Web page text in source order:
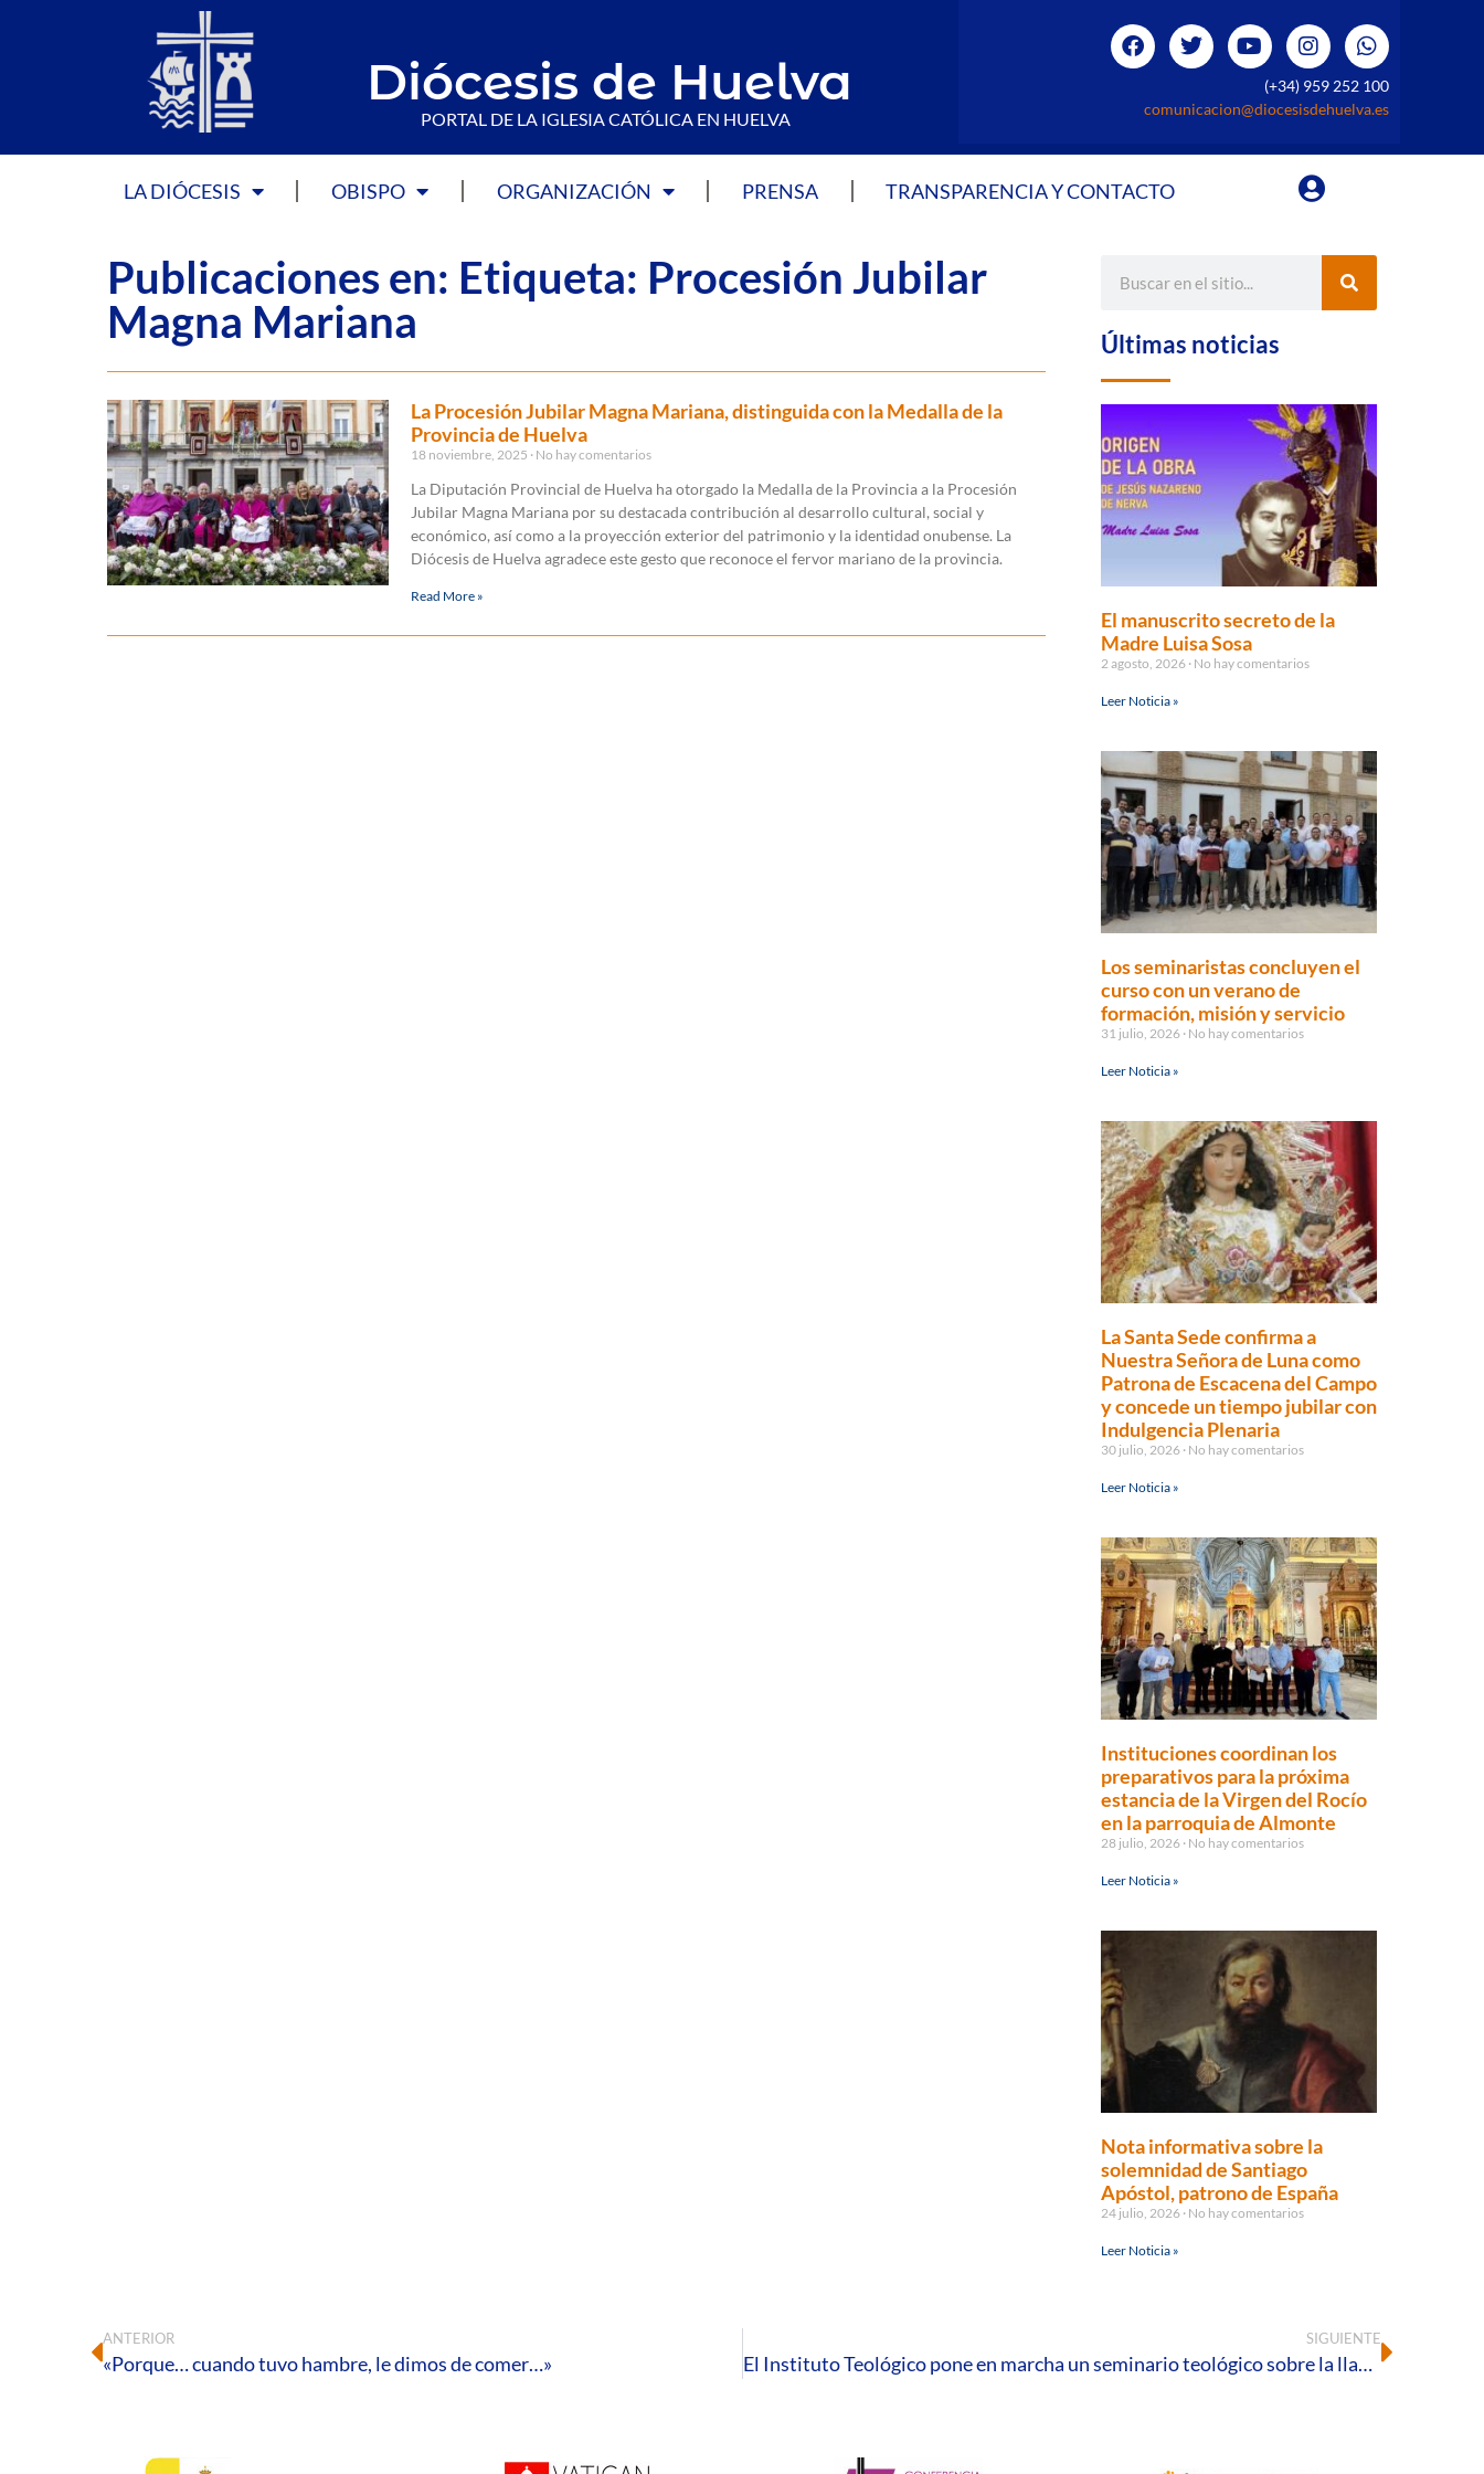
Diócesis de Huelva
PORTAL DE LA IGLESIA CATÓLICA EN HUELVA
(+34) 959 252 100
comunicacion@diocesisdehuelva.es
LA DIÓCESIS OBISPO ORGANIZACIÓN PRENSA TRANSPARENCIA Y CONTACTO
Publicaciones en: Etiqueta: Procesión Jubilar
Magna Mariana
La Procesión Jubilar Magna Mariana, distinguida con la Medalla de la
Provincia de Huelva
18 noviembre, 2025 No hay comentarios
La Diputación Provincial de Huelva ha otorgado la Medalla de la Provincia a la Procesión
Jubilar Magna Mariana por su destacada contribución al desarrollo cultural, social y
económico, así como a la proyección exterior del patrimonio y la identidad onubense. La
Diócesis de Huelva agradece este gesto que reconoce el fervor mariano de la provincia.
Read More »
Últimas noticias
El manuscrito secreto de la
Madre Luisa Sosa
2 agosto, 2026 No hay comentarios
Leer Noticia »
Los seminaristas concluyen el
curso con un verano de
formación, misión y servicio
31 julio, 2026 No hay comentarios
Leer Noticia »
La Santa Sede confirma a
Nuestra Señora de Luna como
Patrona de Escacena del Campo
y concede un tiempo jubilar con
Indulgencia Plenaria
30 julio, 2026 No hay comentarios
Leer Noticia »
Instituciones coordinan los
preparativos para la próxima
estancia de la Virgen del Rocío
en la parroquia de Almonte
28 julio, 2026 No hay comentarios
Leer Noticia »
Nota informativa sobre la
solemnidad de Santiago
Apóstol, patrono de España
24 julio, 2026 No hay comentarios
Leer Noticia »
ANTERIOR
«Porque… cuando tuvo hambre, le dimos de comer…»
SIGUIENTE
El Instituto Teológico pone en marcha un seminario teológico sobre la llamada «Teología del Cuerpo»